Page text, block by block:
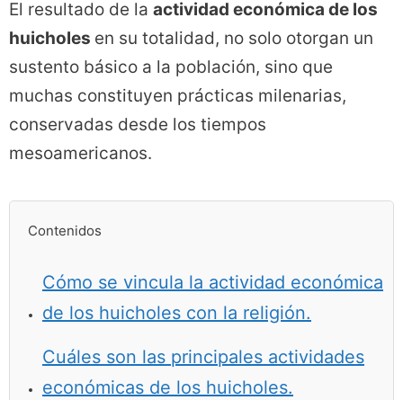
El resultado de la actividad económica de los
huicholes en su totalidad, no solo otorgan un
sustento básico a la población, sino que
muchas constituyen prácticas milenarias,
conservadas desde los tiempos
mesoamericanos.
Contenidos
Cómo se vincula la actividad económica
de los huicholes con la religión.
Cuáles son las principales actividades
económicas de los huicholes.